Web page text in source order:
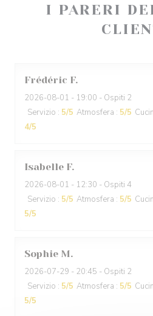
I PARERI
Frédéric F
2026-08-01 - 19:00 - Ospiti 2
Servizio : 5/5 Atmosfera : 5/5
4/5
Isabelle F
2026-08-01 - 12:30 - Ospiti 4
Servizio : 5/5 Atmosfera : 5/5
5/5
Sophie M
2026-07-29 - 20:45 - Ospiti 2
Servizio : 5/5 Atmosfera : 5/5
5/5